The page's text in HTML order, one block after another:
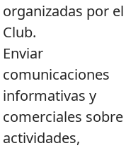
organizadas por el
Club.
Enviar
comunicaciones
informativas y
comerciales sobre
actividades,